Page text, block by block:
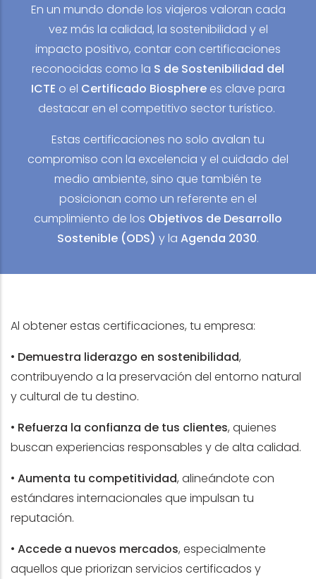
En un mundo donde los viajeros valoran cada
vez más la calidad, la sostenibilidad y el
impacto positivo, contar con certificaciones
reconocidas como la S de Sostenibilidad del
ICTE o el Certificado Biosphere es clave para
destacar en el competitivo sector turístico.
Estas certificaciones no solo avalan tu
compromiso con la excelencia y el cuidado del
medio ambiente, sino que también te
posicionan como un referente en el
cumplimiento de los Objetivos de Desarrollo
Sostenible (ODS) y la Agenda 2030.
Al obtener estas certificaciones, tu empresa:
• Demuestra liderazgo en sostenibilidad,
contribuyendo a la preservación del entorno natural
y cultural de tu destino.
• Refuerza la confianza de tus clientes, quienes
buscan experiencias responsables y de alta calidad.
• Aumenta tu competitividad, alineándote con
estándares internacionales que impulsan tu
reputación.
• Accede a nuevos mercados, especialmente
aquellos que priorizan servicios certificados y